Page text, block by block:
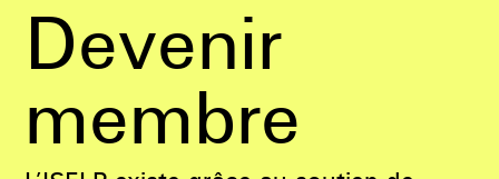
Devenir
membre